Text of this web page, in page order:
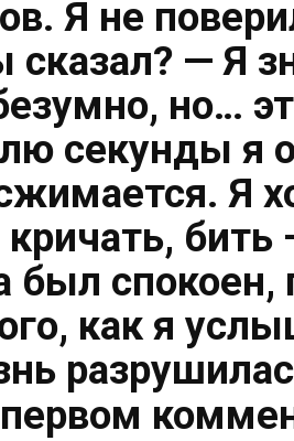
Я не
сказал? — Я
но…
секунды я
Я
кричать, бить
был спокоен,
как я